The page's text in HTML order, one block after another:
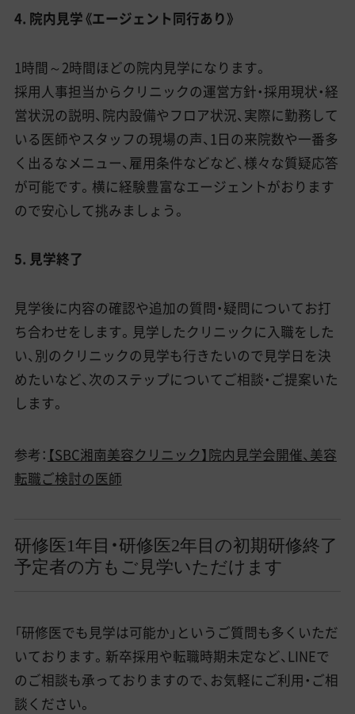
4. 院内見学《エージェント同行あり》
1時間～2時間ほどの院内見学になります。
採用人事担当からクリニックの運営方針・採用現状・経
営状況の説明、院内設備やフロア状況、実際に勤務して
いる医師やスタッフの現場の声、1日の来院数や一番多
く出るなメニュー、雇用条件などなど、様々な質疑応答
が可能です。横に経験豊富なエージェントがおります
ので安心して挑みましょう。
5. 見学終了
見学後に内容の確認や追加の質問・疑問についてお打
ち合わせをします。見学したクリニックに入職をした
い、別のクリニックの見学も行きたいので見学日を決
めたいなど、次のステップについてご相談・ご提案いた
します。
参考： 【SBC湘南美容クリニック】院内見学会開催、美容
転職ご検討の医師
研修医1年目・研修医2年目の初期研修終了
予定者の方もご見学いただけます
「研修医でも見学は可能か」というご質問も多くいただ
いております。新卒採用や転職時期未定など、LINEで
のご相談も承っておりますので、お気軽にご利用・ご相
談ください。